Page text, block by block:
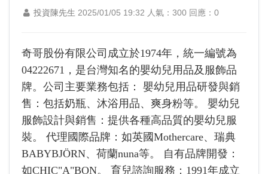
投資陳先生 2025/01/05 19:32 人氣：300 回應：0
奇哥股份有限公司成立於1974年，統一編號為
04222671，是台灣知名的嬰幼兒用品及服飾品
牌。公司主要業務包括： 嬰幼兒用品研發與銷
售：包括奶瓶、沐浴用品、爽身粉等。 嬰幼兒
服飾設計與銷售：提供各種高品質的嬰幼兒服
裝。 代理國際品牌：如英國Mothercare、瑞典
BABYBJÖRN、荷蘭nuna等。 自有品牌開發：
如CHIC"A"BON。 育兒諮詢服務：1991年成立